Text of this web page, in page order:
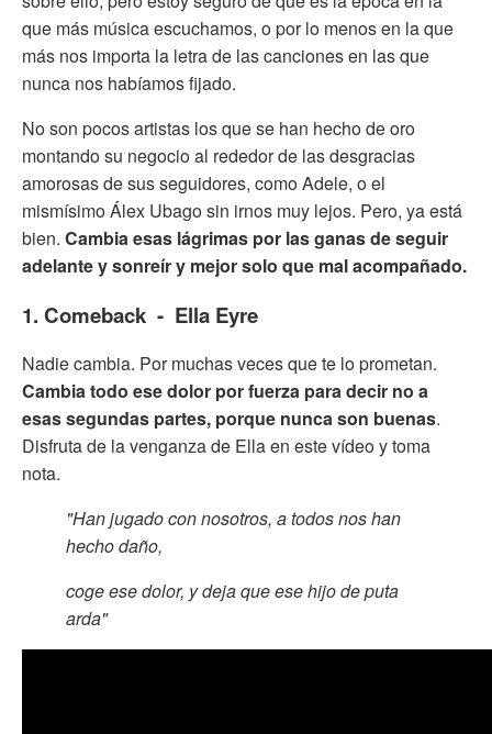
que más música escuchamos, o por lo menos en la que
más nos importa la letra de las canciones en las que
nunca nos habíamos fijado.
No son pocos artistas los que se han hecho de oro
montando su negocio al rededor de las desgracias
amorosas de sus seguidores, como Adele, o el
mismísimo Álex Ubago sin irnos muy lejos. Pero, ya está
bien. Cambia esas lágrimas por las ganas de seguir
adelante y sonreír y mejor solo que mal acompañado.
1. Comeback - Ella Eyre
Nadie cambia. Por muchas veces que te lo prometan.
Cambia todo ese dolor por fuerza para decir no a
esas segundas partes, porque nunca son buenas.
Disfruta de la venganza de Ella en este vídeo y toma
nota.
"Han jugado con nosotros, a todos nos han
hecho daño,
coge ese dolor, y deja que ese hijo de puta
arda"